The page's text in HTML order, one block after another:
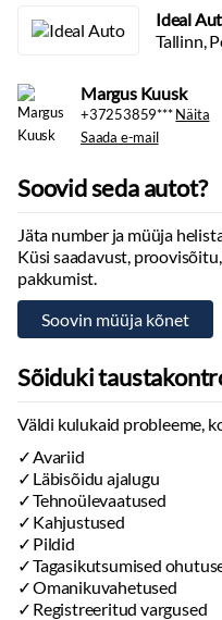
Ideal
Tallinn,
Margus Kuusk
+37253859***Näita
Saada e-mail
Soovid seda autot?
Jäta number ja müüja
Küsi saadavust,
pakkumist.
Sõiduki
Väldi kulukaid probleeme,
Avariid
Läbisõidu ajalugu
Tehnoülevaatused
Kahjustused
Pildid
Tagasikutsumised
Omanikuvahetused
Registreeritud vargused